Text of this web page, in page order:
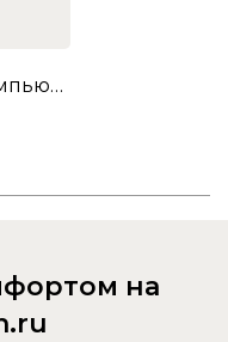
Лайт-2 Надстройка стола компьютерного 1200 (дуб сонома/белый)
на